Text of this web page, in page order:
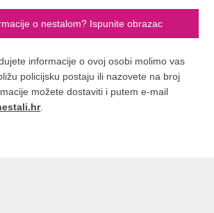
o nestalom? Ispunite obrazac
informacije o ovoj osobi molimo vas
policijsku postaju ili nazovete na broj
možete dostaviti i putem e-mail
.